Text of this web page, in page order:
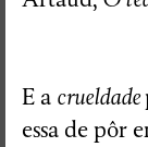
E a crueldade
essa de pôr